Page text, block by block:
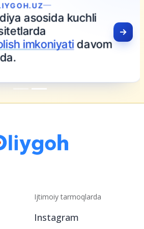
asosida kuchli
imkoniyatidavom
Instagram
Telegram